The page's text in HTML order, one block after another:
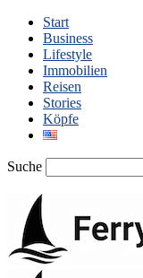
Start
Business
Lifestyle
Immobilien
Reisen
Stories
Köpfe
Suche